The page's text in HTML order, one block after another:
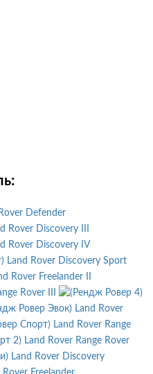
Defender
Rover Discovery III
Rover Discovery IV
Land Rover Discovery Sport
Rover Freelander II
Rover III
Land Rover
Land Rover Range
Land Rover Range Rover
Land Rover Discovery